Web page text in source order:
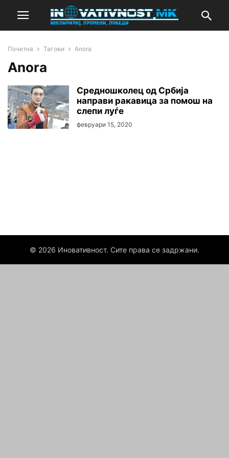
Почетна Тагови Anora
Anora
Средношколец од Србија
направи ракавица за помош на
слепи луѓе
февруари 15, 2020
© 2026 Иновативност. Сите права се задржани.